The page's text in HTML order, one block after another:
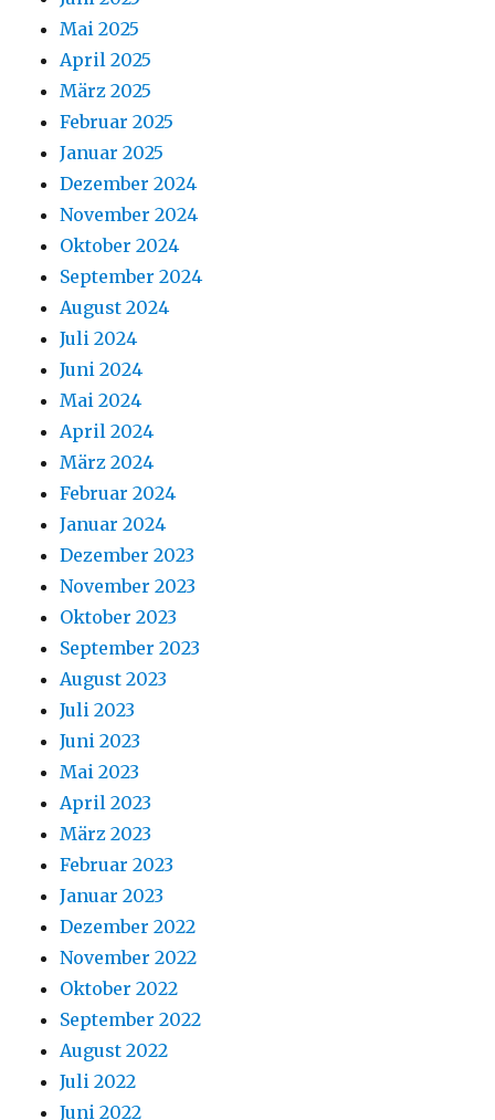
Mai 2025
April 2025
März 2025
Februar 2025
Januar 2025
Dezember 2024
November 2024
Oktober 2024
September 2024
August 2024
Juli 2024
Juni 2024
Mai 2024
April 2024
März 2024
Februar 2024
Januar 2024
Dezember 2023
November 2023
Oktober 2023
September 2023
August 2023
Juli 2023
Juni 2023
Mai 2023
April 2023
März 2023
Februar 2023
Januar 2023
Dezember 2022
November 2022
Oktober 2022
September 2022
August 2022
Juli 2022
Juni 2022